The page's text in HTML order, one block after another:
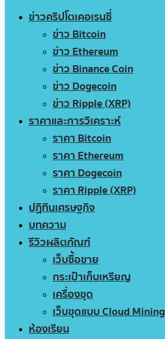
ข่าวคริปโตเคอเรนซี่
ข่าว Bitcoin
ข่าว Ethereum
ข่าว Binance Coin
ข่าว Dogecoin
ข่าว Ripple (XRP)
ราคาและการวิเคราะห์
ราคา Bitcoin
ราคา Ethereum
ราคา Dogecoin
ราคา Ripple (XRP)
ปฏิทินเศรษฐกิจ
บทความ
รีวิวผลิตภัณฑ์
เว็บซื้อขาย
กระเป๋าเก็บเหรียญ
เครื่องขุด
เว็บขุดแบบ Cloud Mining
ห้องเรียน